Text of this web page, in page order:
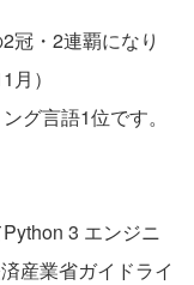
冠・2連覇になり
）
グ言語1位です。
3 エンジニ
産業省ガイドライ